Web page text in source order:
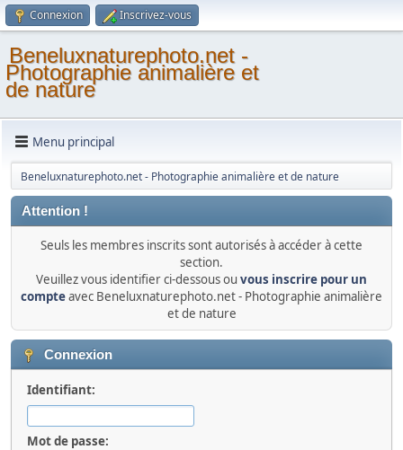
Connexion Inscrivez-vous
Beneluxnaturephoto.net -
Photographie animalière et
de nature
Menu principal
Beneluxnaturephoto.net - Photographie animalière et de nature
Attention !
Seuls les membres inscrits sont autorisés à accéder à cette
section.
Veuillez vous identifier ci-dessous ou vous inscrire pour un
compteavec Beneluxnaturephoto.net - Photographie animalière
et de nature
Connexion
Identifiant:
Mot de passe: